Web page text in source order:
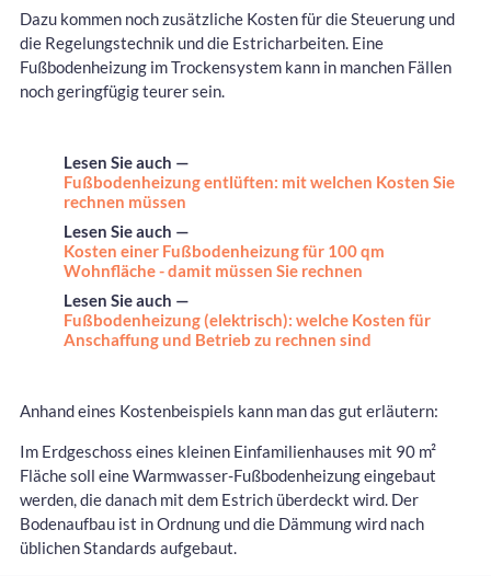
Dazu kommen noch zusätzliche Kosten für die Steuerung und
die Regelungstechnik und die Estricharbeiten. Eine
Fußbodenheizung im Trockensystem kann in manchen Fällen
noch geringfügig teurer sein.
Lesen Sie auch —
Fußbodenheizung entlüften: mit welchen Kosten Sie
rechnen müssen
Lesen Sie auch —
Kosten einer Fußbodenheizung für 100 qm
Wohnfläche - damit müssen Sie rechnen
Lesen Sie auch —
Fußbodenheizung (elektrisch): welche Kosten für
Anschaffung und Betrieb zu rechnen sind
Anhand eines Kostenbeispiels kann man das gut erläutern:
Im Erdgeschoss eines kleinen Einfamilienhauses mit 90 m²
Fläche soll eine Warmwasser-Fußbodenheizung eingebaut
werden, die danach mit dem Estrich überdeckt wird. Der
Bodenaufbau ist in Ordnung und die Dämmung wird nach
üblichen Standards aufgebaut.